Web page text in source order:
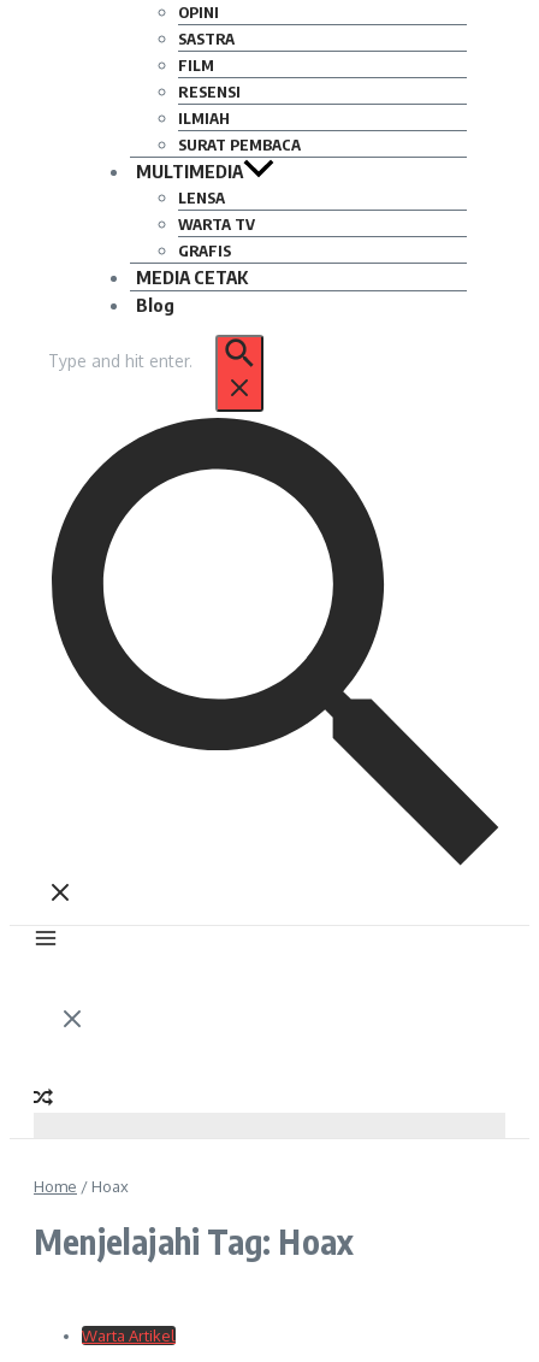
OPINI
SASTRA
FILM
RESENSI
ILMIAH
SURAT PEMBACA
MULTIMEDIA
LENSA
WARTA TV
GRAFIS
MEDIA CETAK
Blog
untuk:
Home / Hoax
Menjelajahi Tag: Hoax
Warta Artikel